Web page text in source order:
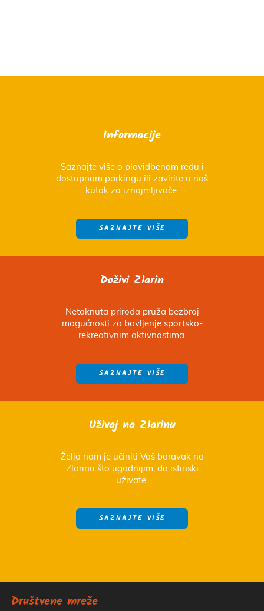
Informacije
Saznajte više o plovidbenom redu i
dostupnom parkingu ili zavirite u naš
kutak za iznajmljivače.
SAZNAJTE VIŠE
Doživi Zlarin
Netaknuta priroda pruža bezbroj
mogućnosti za bavljenje sportsko-
rekreativnim aktivnostima.
SAZNAJTE VIŠE
Uživaj na Zlarinu
Želja nam je učiniti Vaš boravak na
Zlarinu što ugodnijim, da istinski
uživate.
SAZNAJTE VIŠE
Društvene mreže